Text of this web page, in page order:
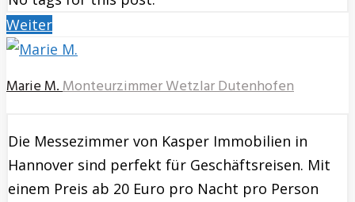
Weiter
Marie M.Monteurzimmer Wetzlar Dutenhofen
Die Messezimmer von Kasper Immobilien in
Hannover sind perfekt für Geschäftsreisen. Mit
einem Preis ab 20 Euro pro Nacht pro Person